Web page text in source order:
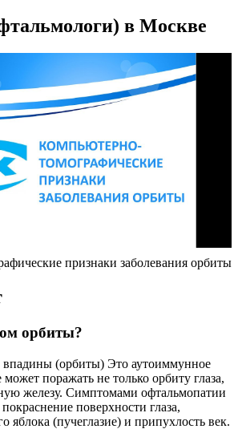
в Москве
признаки заболевания орбиты
орбиты?
впадины (орбиты) Это аутоиммунное
может поражать не только орбиту глаза,
железу. Симптомами офтальмопатии
поверхности глаза,
яблока (пучеглазие) и припухлость век.